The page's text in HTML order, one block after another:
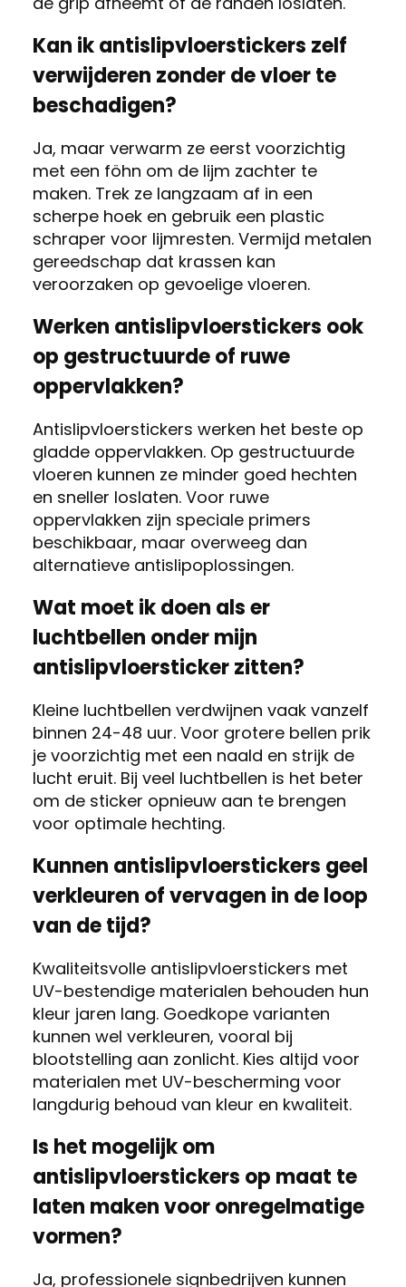
Kan ik antislipvloerstickers zelf
verwijderen zonder de vloer te
beschadigen?
Ja, maar verwarm ze eerst voorzichtig
met een föhn om de lijm zachter te
maken. Trek ze langzaam af in een
scherpe hoek en gebruik een plastic
schraper voor lijmresten. Vermijd metalen
gereedschap dat krassen kan
veroorzaken op gevoelige vloeren.
Werken antislipvloerstickers ook
op gestructuurde of ruwe
oppervlakken?
Antislipvloerstickers werken het beste op
gladde oppervlakken. Op gestructuurde
vloeren kunnen ze minder goed hechten
en sneller loslaten. Voor ruwe
oppervlakken zijn speciale primers
beschikbaar, maar overweeg dan
alternatieve antislipoplossingen.
Wat moet ik doen als er
luchtbellen onder mijn
antislipvloersticker zitten?
Kleine luchtbellen verdwijnen vaak vanzelf
binnen 24-48 uur. Voor grotere bellen prik
je voorzichtig met een naald en strijk de
lucht eruit. Bij veel luchtbellen is het beter
om de sticker opnieuw aan te brengen
voor optimale hechting.
Kunnen antislipvloerstickers geel
verkleuren of vervagen in de loop
van de tijd?
Kwaliteitsvolle antislipvloerstickers met
UV-bestendige materialen behouden hun
kleur jaren lang. Goedkope varianten
kunnen wel verkleuren, vooral bij
blootstelling aan zonlicht. Kies altijd voor
materialen met UV-bescherming voor
langdurig behoud van kleur en kwaliteit.
Is het mogelijk om
antislipvloerstickers op maat te
laten maken voor onregelmatige
vormen?
Ja, professionele signbedrijven kunnen